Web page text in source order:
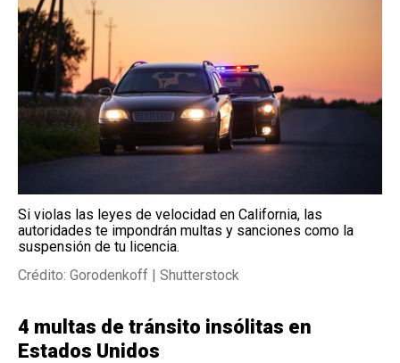
Si violas las leyes de velocidad en California, las
autoridades te impondrán multas y sanciones como la
suspensión de tu licencia.
Crédito: Gorodenkoff | Shutterstock
4 multas de tránsito insólitas en
Estados Unidos